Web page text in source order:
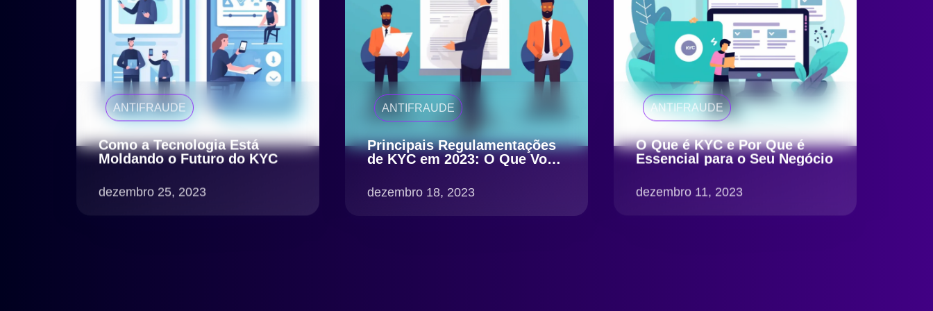
ANTIFRAUDE
Como a Tecnologia Está
Moldando o Futuro do KYC
dezembro 25, 2023
ANTIFRAUDE
Principais Regulamentações
de KYC em 2023: O Que Você
dezembro 18, 2023
ANTIFRAUDE
O Que é KYC e Por Que é
Essencial para o Seu Negócio
dezembro 11, 2023